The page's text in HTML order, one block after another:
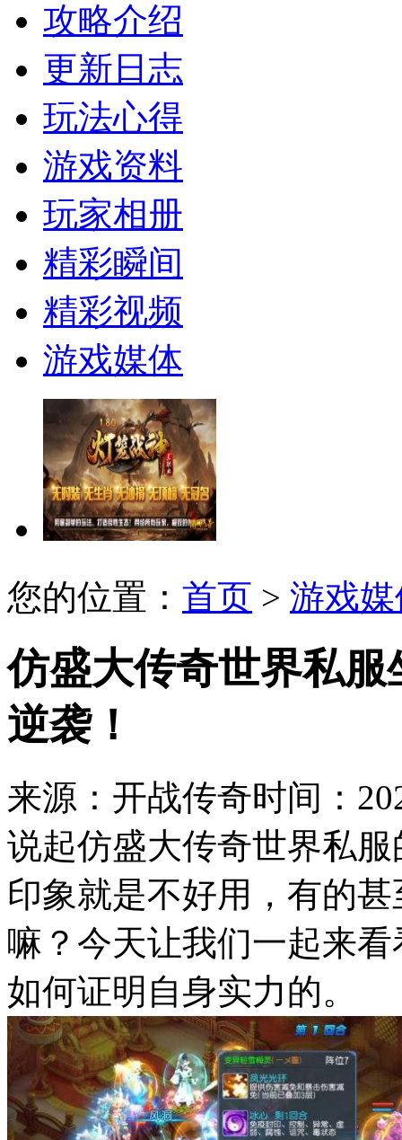
攻略介绍
更新日志
玩法心得
游戏资料
玩家相册
精彩瞬间
精彩视频
游戏媒体
您的位置： 首页 > 游戏
仿盛大传奇世界私
逆袭！
来源：开战传奇时间：
说起仿盛大传奇世界私
印象就是不好用，有的
嘛？今天让我们一起来
如何证明自身实力的。